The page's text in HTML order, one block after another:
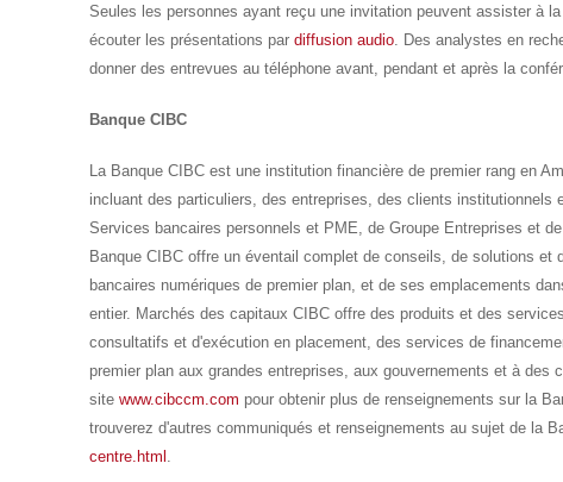
Seules les personnes ayant reçu une invitation peuvent assister à
écouter les présentations pardiffusion audio. Des analystes en
donner des entrevues au téléphone avant, pendant et après la
Banque CIBC
La Banque CIBC est une institution financière de premier rang en
incluant des particuliers, des entreprises, des clients institutionnels
Services bancaires personnels et PME, de Groupe Entreprises et
Banque CIBC offre un éventail complet de conseils, de solutions
bancaires numériques de premier plan, et de ses emplacements
entier. Marchés des capitaux CIBC offre des produits et des
consultatifs et d'exécution en placement, des services de
premier plan aux grandes entreprises, aux gouvernements et à
sitewww.cibccm.com pour obtenir plus de renseignements sur la
trouverez d'autres communiqués et renseignements au sujet de la
centre.html .